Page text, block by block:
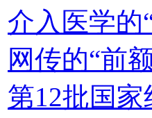
介入医学的
网传的“前
第12批国